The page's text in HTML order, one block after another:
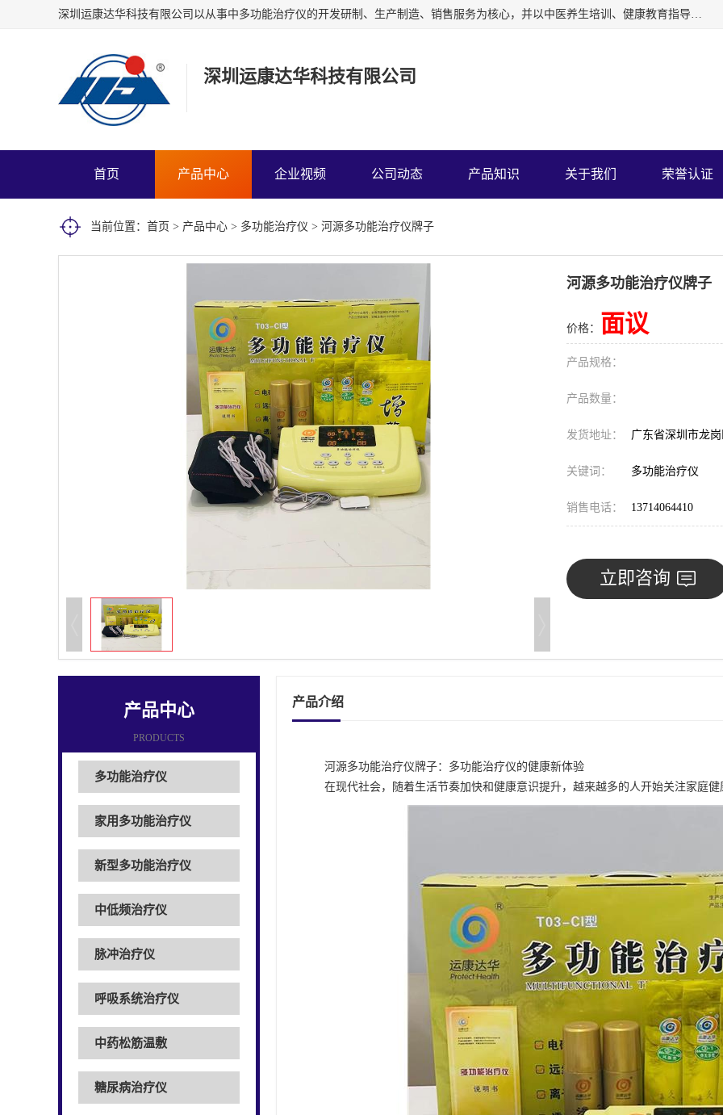
深圳运康达华科技有限公司以从事中多功能治疗仪的开发研制、生产制造、销售服务为核心，并以中医养生培训、健康教育指导为依托、秉承弘扬民族中医药、造福人类健康的精神理念，以祖国的医学名著《黄帝内经》为理论基础，结合现代医疗、保健养生等，创立了中药提速疗法，开辟了一条新的治疗途径。
深圳运康达华科技有限公司
首页 产品中心 企业视频 公司动态 产品知识 关于我们 荣誉认证
当前位置： 首页 > 产品中心 > 多功能治疗仪 > 河源多功能治疗仪牌子
河源多功能治疗仪牌子
价格： 面议
产品规格：
产品数量：
发货地址： 广东省深圳市龙
关键词： 多功能治疗仪
销售电话： 13714064410
立即咨询
产品中心
PRODUCTS
多功能治疗仪
家用多功能治疗仪
新型多功能治疗仪
中低频治疗仪
脉冲治疗仪
呼吸系统治疗仪
中药松筋温敷
糖尿病治疗仪
产品介绍
河源多功能治疗仪牌子：多功能治疗仪的健康新体验
在现代社会，随着生活节奏加快和健康意识提升，越来越多的人开始关注家庭健